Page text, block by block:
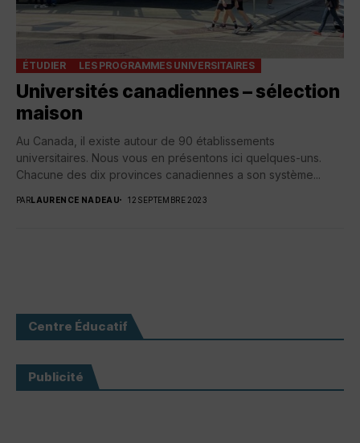
ÉTUDIER LES PROGRAMMES UNIVERSITAIRES
Universités canadiennes – sélection
maison
Au Canada, il existe autour de 90 établissements
universitaires. Nous vous en présentons ici quelques-uns.
Chacune des dix provinces canadiennes a son système...
PARLAURENCE NADEAU 12 SEPTEMBRE 2023
Centre Éducatif
Publicité